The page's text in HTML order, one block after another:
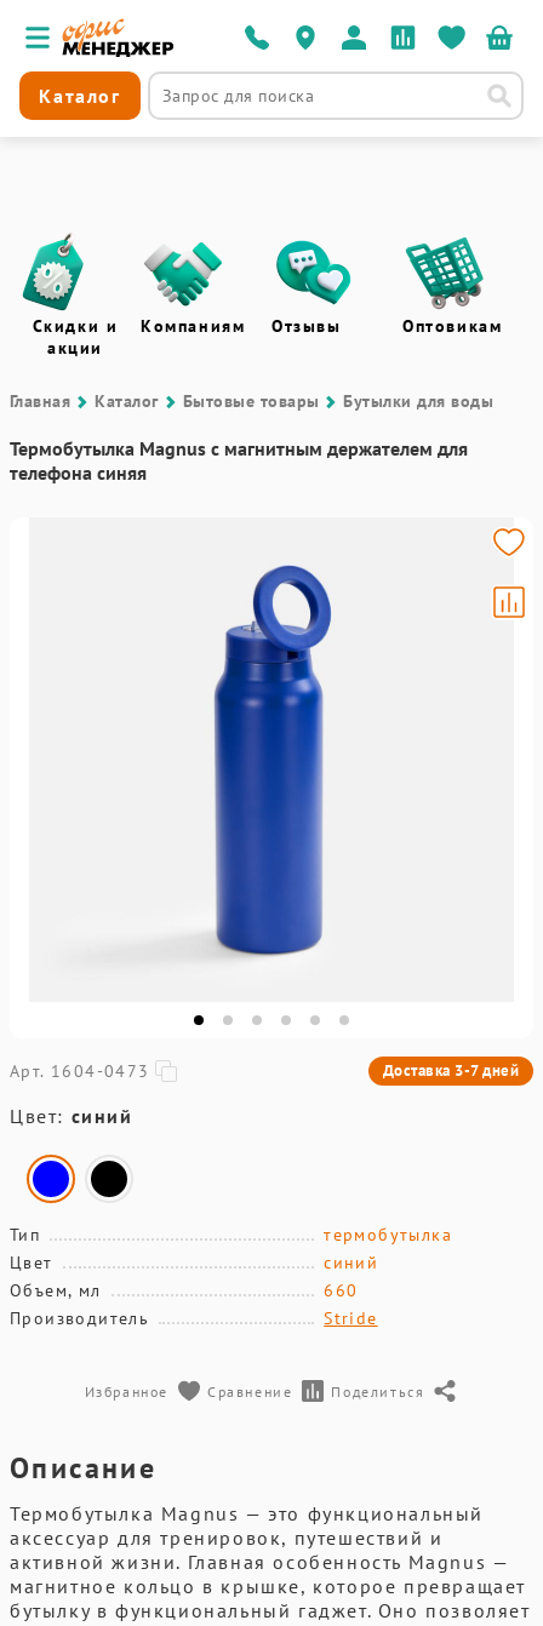
Каталог
Скидки и
акции
Компаниям Отзывы Оптовикам
Главная Каталог Бытовые товары Бутылки для воды
Термобутылка Magnus с магнитным держателем для
телефона синяя
Арт. 1604-0473 Доставка 3-7 дней
Цвет: синий
Тип
термобутылка
Цвет
синий
Объем, мл
660
Производитель
Stride
Избранное Сравнение Поделиться
Описание
Термобутылка Magnus — это функциональный
аксессуар для тренировок, путешествий и
активной жизни. Главная особенность Magnus —
магнитное кольцо в крышке, которое превращает
бутылку в функциональный гаджет. Оно позволяет